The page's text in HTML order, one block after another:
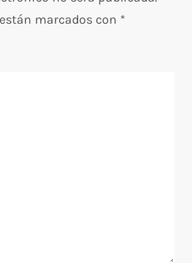
marcados con *